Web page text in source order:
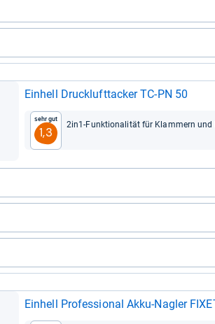
Ein­hell Druck­luft­ta­cker TC-​PN 50
Sehr gut
1,3
2in1-​Funk­tio­na­li­tät für Klam­mern und
Ein­hell Pro­fes­sio­nal Akku-​Nag­ler